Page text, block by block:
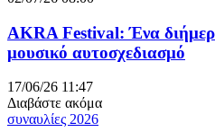
AKRA Festival: Ένα
μουσικό αυτοσχεδιασμό
17/06/26 11:47
Διαβάστε ακόμα
συναυλίες 2026